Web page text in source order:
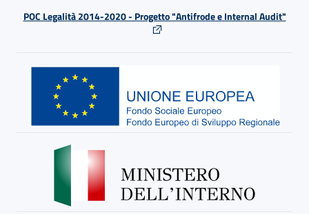
POC Legalità 2014-2020 - Progetto "Antifrode e Internal Audit"